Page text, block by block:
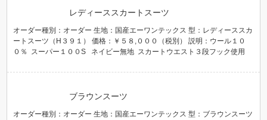
レディーススカートスーツ
オーダー種別：オーダー 生地：国産エーワンテックス 型：レディーススカ
ートスーツ（H３９１） 価格：￥５８,０００（税別） 説明：ウール１０
０％ スーパー１００S ネイビー無地 スカートウエスト３段フック使用
ブラウンスーツ
オーダー種別：オーダー 生地：国産エーワンテックス 型：ブラウンスーツ